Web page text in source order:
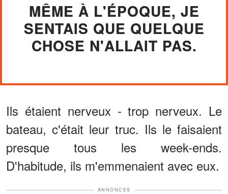
MÊME À L'ÉPOQUE, JE
SENTAIS QUE QUELQUE
CHOSE N'ALLAIT PAS.
Ils étaient nerveux - trop nerveux. Le
bateau, c'était leur truc. Ils le faisaient
presque tous les week-ends.
D'habitude, ils m'emmenaient avec eux.
ANNONCES